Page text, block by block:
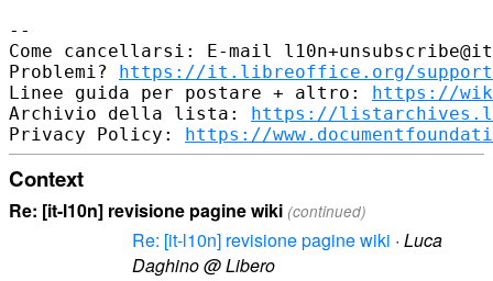
--
Come cancellarsi: E-mail
Problemi? https://it.libreoffice.org/
Linee guida per postare + altro: https://
Archivio della lista: https://
Privacy Policy: https://
Context
Re: [it-l10n] revisione pagine wiki (continued)
Re: [it-l10n] revisione pagine wiki · Luca
Daghino @ Libero